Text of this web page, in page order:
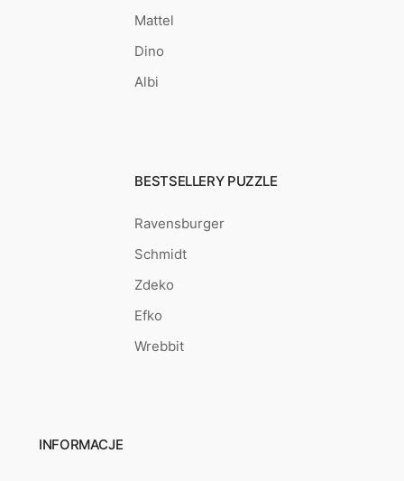
Mattel
Dino
Albi
BESTSELLERY PUZZLE
Ravensburger
Schmidt
Zdeko
Efko
Wrebbit
INFORMACJE